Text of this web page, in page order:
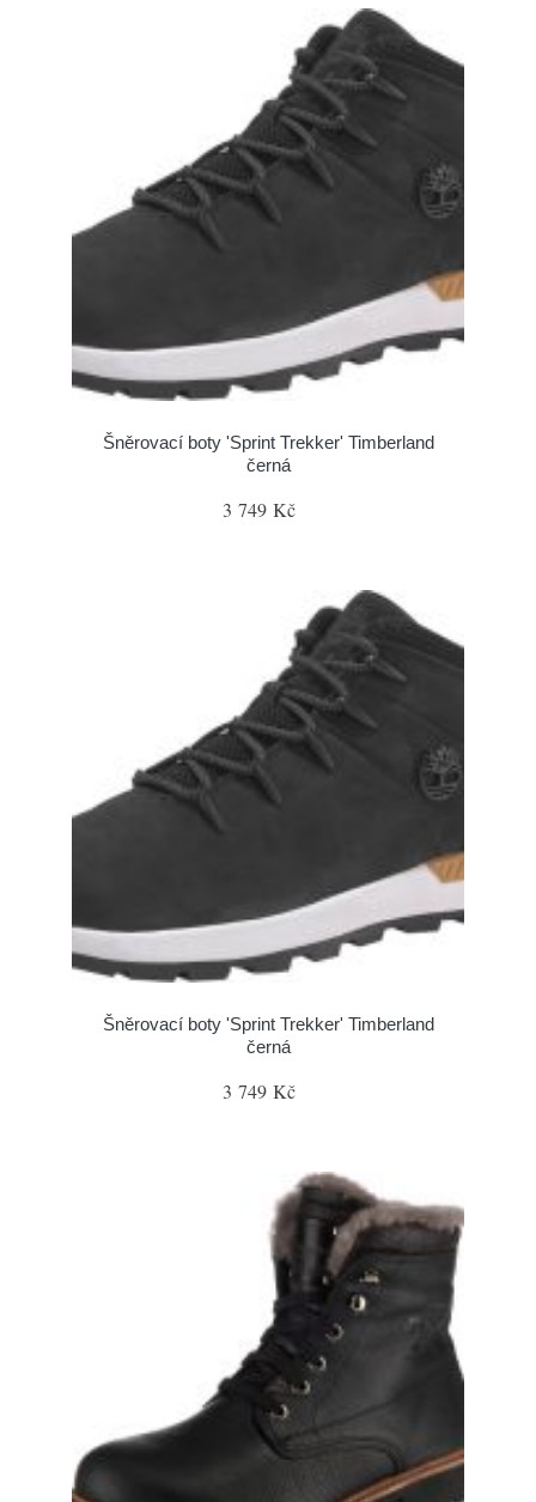
Šněrovací boty 'Sprint Trekker' Timberland
černá
3 749 Kč
Šněrovací boty 'Sprint Trekker' Timberland
černá
3 749 Kč